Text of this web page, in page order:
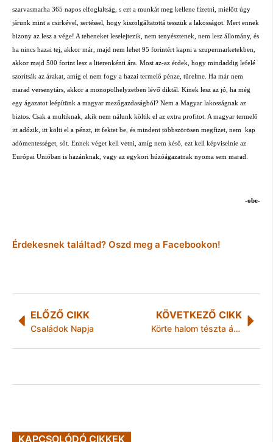
szarvasmarha 365 napos elfoglaltság, s ezt a munkát meg kellene fizetni, mielőtt úgy
járunk mint a csirkével, sertéssel, hogy kiszolgáltatottá tesszük a lakosságot. Mert ennek
bizony az lesz a vége! A teheneket leselejtezik, nem tenyésztenek, nem lesz állomány, és
ha nincs hazai tej, akkor már, majd nem lehet 95 forintért kapni a szupermarketekben,
akkor majd 500 forint lesz a literenkénti ára. Most az-az érdek, hogy mindaddig lefelé
szorítsák az árakat, amíg el nem fogy a hazai termelő pénze, türelme. Ha már nem
marad versenytárs, akkor a monopolhelyzetben lévő diktál. Kinek lesz az jó, ha még
egy ágazatot leépítünk a magyar mezőgazdaságból? Nem a Magyar lakosságnak az
biztos. Csak a multiknak, akik nem nálunk költik el az extra profitot. A magyar termelő
itt adózik, itt költi el a pénzt, itt fektet be, és mindent többszörösen megfizet, nem
kap
adómentességet, sőt. Ennek véget kell vetni, amíg nem késő, ezt kell képviselnie az
Európai Unióban is hazánknak, vagy az egykori húzóágazatnak nyoma sem marad.
-obe-
Érdekesnek találtad? Oszd meg a Facebookon!
ELŐZŐ CIKK
Családok Napja
KÖVETKEZŐ CIKK
Körte halom tészta ágyban
KAPCSOLÓDÓ CIKKEK